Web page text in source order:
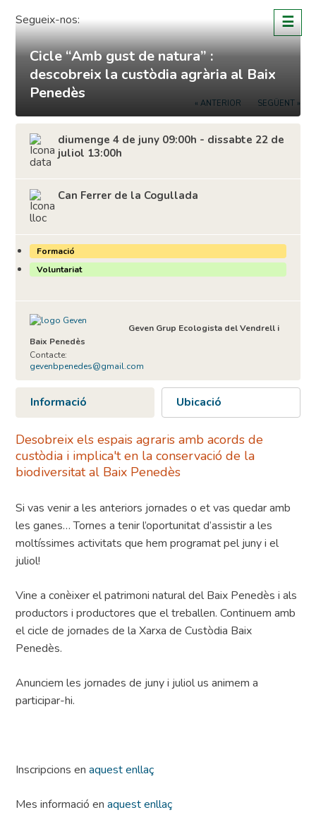
content
Segueix-nos: ☰
« ANTERIOR SEGÜENT »
Cicle “Amb gust de natura” :
descobreix la custòdia agrària al Baix
Penedès
diumenge 4 de juny 09:00h - dissabte 22 de
juliol 13:00h
Can Ferrer de la Cogullada
Formació
Voluntariat
Geven Grup Ecologista del Vendrell i
Baix Penedès
Contacte:
gevenbpenedes@gmail.com
Informació Ubicació
Desobreix els espais agraris amb acords de
custòdia i implica't en la conservació de la
biodiversitat al Baix Penedès
Si vas venir a les anteriors jornades o et vas quedar amb
les ganes… Tornes a tenir l’oportunitat d’assistir a les
moltíssimes activitats que hem programat pel juny i el
juliol!
Vine a conèixer el patrimoni natural del Baix Penedès i als
productors i productores que el treballen. Continuem amb
el cicle de jornades de la Xarxa de Custòdia Baix
Penedès.
Anunciem les jornades de juny i juliol us animem a
participar-hi.
Inscripcions enaquest enllaç
Mes informació en aquest enllaç